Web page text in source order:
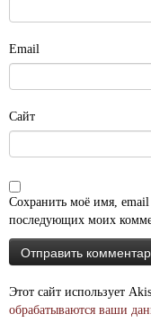
Email
Сайт
Сохранить моё имя, email
последующих моих
Этот сайт использует
обрабатываются ваши